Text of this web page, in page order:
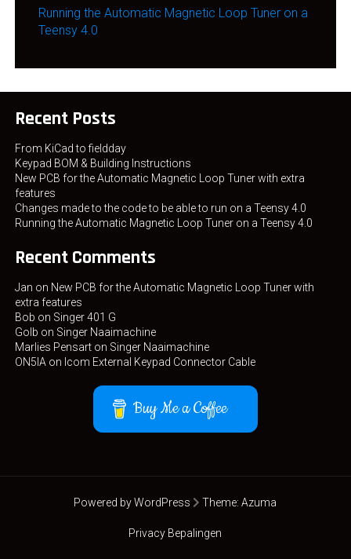
Running the Automatic Magnetic Loop Tuner on a
Teensy 4.0
Recent Posts
From KiCad to fieldday
Keypad BOM & Building Instructions
New PCB for the Automatic Magnetic Loop Tuner with extra
features
Changes made to the code to be able to run on a Teensy 4.0
Running the Automatic Magnetic Loop Tuner on a Teensy 4.0
Recent Comments
Jan on New PCB for the Automatic Magnetic Loop Tuner with
extra features
Bob on Singer 401 G
Golb on Singer Naaimachine
Marlies Pensarton Singer Naaimachine
ON5IA on Icom External Keypad Connector Cable
Buy Me a Coffee
Powered by WordPress Theme:Azuma
Privacy Bepalingen